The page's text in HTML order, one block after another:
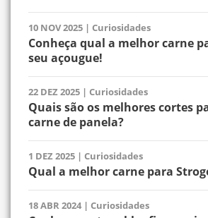
10 NOV 2025 | Curiosidades
Conheça qual a melhor carne
seu açougue!
22 DEZ 2025 | Curiosidades
Quais são os melhores cortes
carne de panela?
1 DEZ 2025 | Curiosidades
Qual a melhor carne para
18 ABR 2024 | Curiosidades